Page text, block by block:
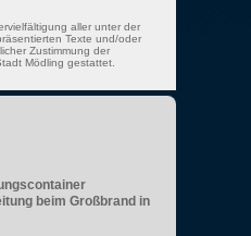
aller unter der
Texte und/oder
Zustimmung der
Mödling gestattet.
beim Großbrand in